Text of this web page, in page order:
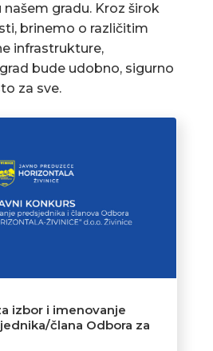
gradu. Kroz širok
brinemo o različitim
infrastrukture,
bude udobno, sigurno
za sve.
izbor i imenovanje
člana Odbora za